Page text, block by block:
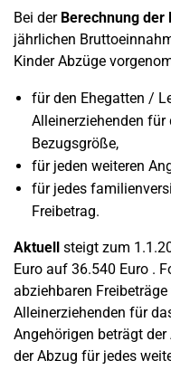
Bei der Berechnung der
jährlichen
Kinder Abzüge
für den Ehegatten /
Alleinerziehenden für
Bezugsgröße,
für jeden weiteren
für jedes
Freibetrag.
Aktuell steigt zum
Euro auf 36.540 Euro .
abziehbaren
Alleinerziehenden für
Angehörigen beträgt
der Abzug für jedes